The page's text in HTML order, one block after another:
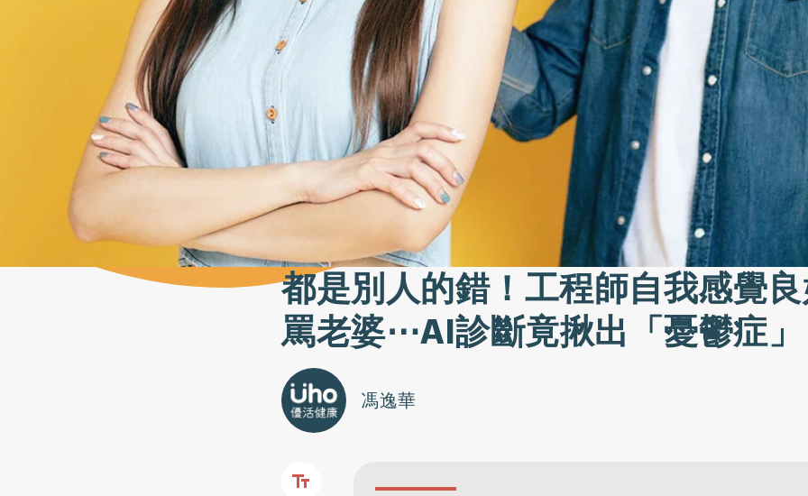
都是別人的錯！工程師自我感覺
罵老婆⋯AI診斷竟揪出「憂鬱症」
馮逸華